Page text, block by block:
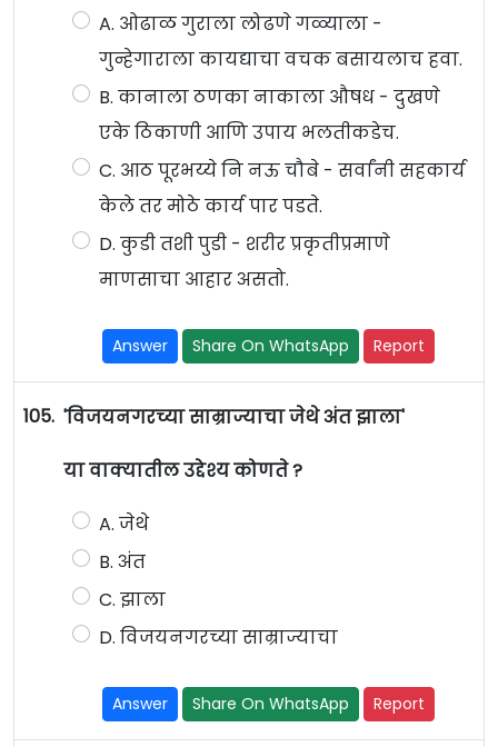
A. ओढाळ गुराला लोढणे गळ्याला -
गुन्हेगाराला कायद्याचा वचक बसायलाच हवा.
B. कानाला ठणका नाकाला औषध - दुखणे
एके ठिकाणी आणि उपाय भलतीकडेच.
C. आठ पूरभय्ये नि नऊ चौबे - सर्वांनी सहकार्य
केले तर मोठे कार्य पार पडते.
D. कुडी तशी पुडी - शरीर प्रकृतीप्रमाणे
माणसाचा आहार असतो.
Answer Share On WhatsApp Report
105. 'विजयनगरच्या साम्राज्याचा जेथे अंत झाला'
या वाक्यातील उद्देश्य कोणते ?
A. जेथे
B. अंत
C. झाला
D. विजयनगरच्या साम्राज्याचा
Answer Share On WhatsApp Report